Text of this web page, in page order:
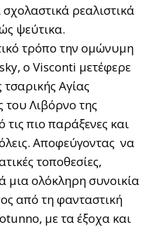
ρεαλιστικά
ψεύτικα.
τρόπο την ομώνυμη
ο Visconti μετέφερε
Αγίας
Λιβόρνο της
πιο παράξενες και
Αποφεύγοντας να
τοποθεσίες,
μια ολόκληρη συνοικία
από τη φανταστική
με τα έξοχα και